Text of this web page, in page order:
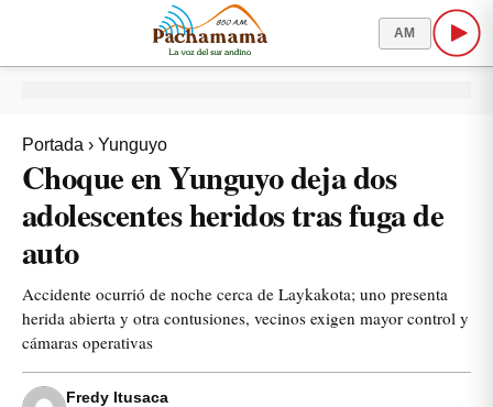
AM
Portada › Yunguyo
Choque en Yunguyo deja dos
adolescentes heridos tras fuga de
auto
Accidente ocurrió de noche cerca de Laykakota; uno presenta
herida abierta y otra contusiones, vecinos exigen mayor control y
cámaras operativas
Fredy Itusaca